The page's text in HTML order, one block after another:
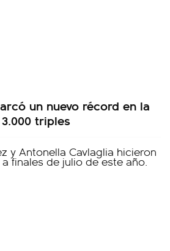
un nuevo récord en la
triples